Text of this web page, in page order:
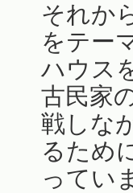
それか
をテー
ハウス
古民家
戦しな
るため
ってい